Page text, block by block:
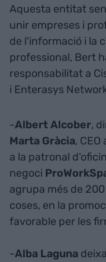
Aquesta entitat
unir empreses i
de l'informació i la
professional, Bert
responsabilitat a
i Enterasys
-Albert Alcober,
Marta Gràcia,
a la patronal
negoci
agrupa més de
coses, en la
favorable per les
-Alba Laguna